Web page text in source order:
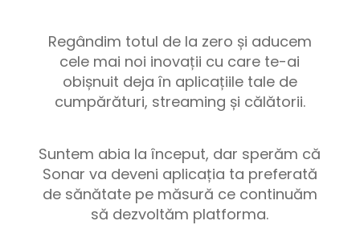
Regândim totul de la zero și aducem
cele mai noi inovații cu care te-ai
obișnuit deja în aplicațiile tale de
cumpărături, streaming și călătorii.
Suntem abia la început, dar sperăm că
Sonar va deveni aplicația ta preferată
de sănătate pe măsură ce continuăm
să dezvoltăm platforma.